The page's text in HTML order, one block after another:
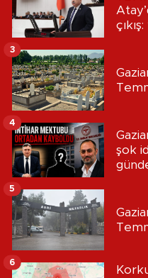
3
şok
4
5
6